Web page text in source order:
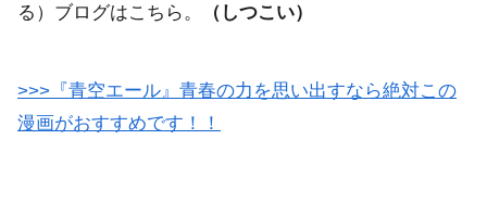
る）ブログはこちら。
（しつこい）
>>>『青空エール』青春の力を思い出すなら絶対この
漫画がおすすめです！！